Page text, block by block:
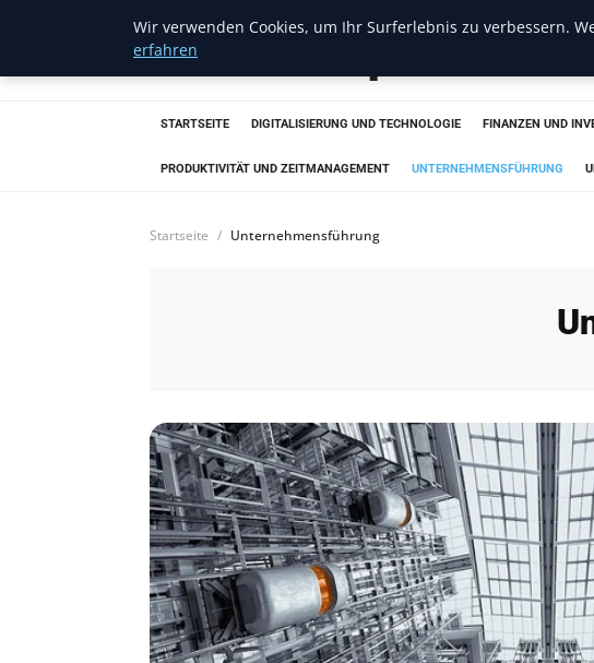
Amazon Aquatics
STARTSEITE DIGITALISIERUNG UND TECHNOLOGIE FINANZEN UND
PRODUKTIVITÄT UND ZEITMANAGEMENT UNTERNEHMENSFÜHRUNG
Startseite Unternehmensführung
Wir verwenden Cookies, um Ihr Surferlebnis zu verbessern.
erfahren